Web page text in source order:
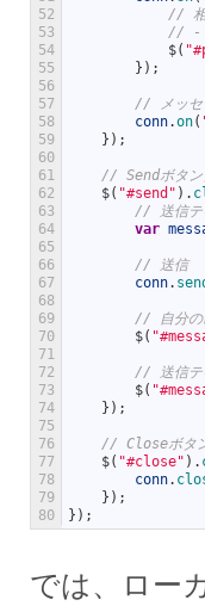
52
53
54
55
56
57
58
59
60
61
62
63
64
65
66
67
68
69
70
71
72
73
74
75
76
77
78
79
80
// 相
// -
$(
} ) ;
// メッセ
conn.on(
} ) ;
// Sendボタン
$( "#send" ) .
// 送信テ
var
// 送信
conn.
// 自分の
$(
// 送信テ
$(
} ) ;
// Closeボタ
$( "#close" ) .
conn.
} ) ;
} ) ;
では、ロー